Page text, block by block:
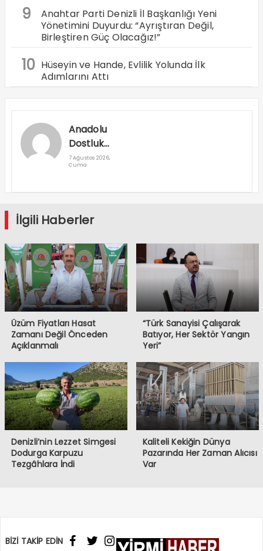
9
Anahtar Parti Denizli İl Başkanlığı Yeni
Yönetimini Duyurdu: “Ayrıştıran Değil,
Birleştiren Güç Olacağız!”
10 Hüseyin ve Hande, Evlilik Yolunda İlk
Adımlarını Attı
Anadolu
Dostluk
Rallisi
Denizli’den
7 Ağustos 2026,
Cuma
İlgili Haberler
Üzüm Fiyatları Hasat
Zamanı Değil Önceden
Açıklanmalı
“Türk Sanayisi Çalışarak
Batıyor, Her Sektör Yangın
Yeri”
Denizli’nin Lezzet Simgesi
Dodurga Karpuzu
Tezgâhlara İndi
Kaliteli Kekiğin Dünya
Pazarında Her Zaman Alıcısı
Var
BİZİ TAKİP EDİN